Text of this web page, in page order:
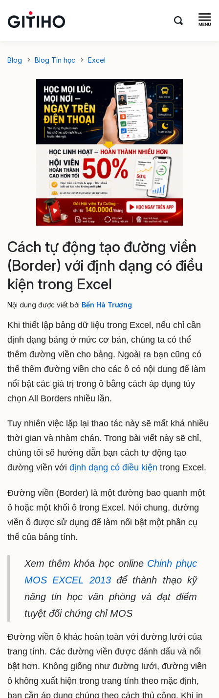
Blog Blog Tin học Excel
Cách tự động tạo đường viền
(Border) với định dạng có điều
kiện trong Excel
Nội dung được viết bởi Bến Hà Trương
Khi thiết lập bảng dữ liệu trong Excel, nếu chỉ cần
định dạng bảng ở mức cơ bản, chúng ta có thể
thêm đường viền cho bảng. Ngoài ra bạn cũng có
thể thêm đường viền cho các ô có nội dung để làm
nổi bật các giá trị trong ô bằng cách áp dụng tùy
chọn All Borders nhiều lần.
Tuy nhiên việc lặp lại thao tác này sẽ mất khá nhiều
thời gian và nhàm chán. Trong bài viết này sẽ chỉ,
chúng tôi sẽ hướng dẫn bạn cách tự động tạo
đường viền với định dạng có điều kiện trong Excel.
Đường viền (Border) là một đường bao quanh một
ô hoặc một khối ô trong Excel. Nói chung, đường
viền ô được sử dụng để làm nổi bật một phần cụ
thể của bảng tính.
Xem thêm khóa học online Chinh phục
MOS EXCEL 2013để thành thạo kỹ
năng tin học văn phòng và đạt điểm
tuyệt đối chứng chỉ MOS
Đường viền ô khác hoàn toàn với đường lưới của
trang tính. Các đường viền được đánh dấu và nổi
bật hơn. Không giống như đường lưới, đường viền
ô không xuất hiện trong trang tính theo mặc định,
bạn cần áp dụng chúng theo cách thủ công. Khi in